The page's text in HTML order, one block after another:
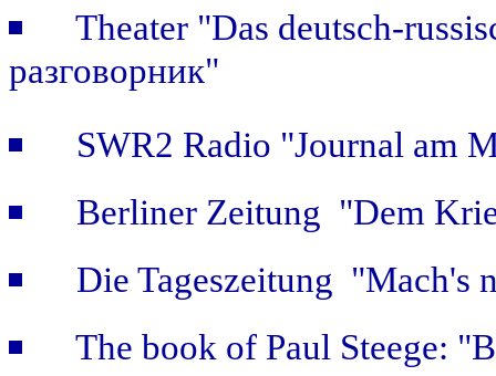
Theater "Das deutsch-
разговорник"
SWR2 Radio "Journal am
Berliner Zeitung "Dem
Die Tageszeitung "Mach's
The book of Paul Steege: